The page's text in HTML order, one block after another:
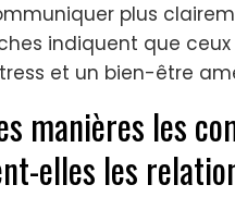
plus
indiquent que
et un bien-être
manières les
elles les